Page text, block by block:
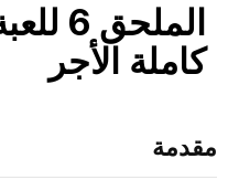
كاملة الأجر
مقدمة